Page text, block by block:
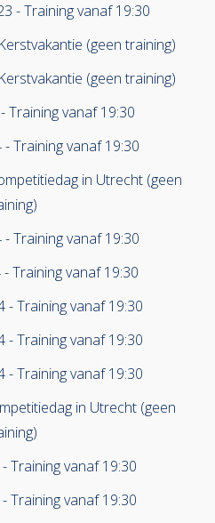
- Training vanaf 19:30
(geen training)
(geen training)
Training vanaf 19:30
Training vanaf 19:30
in Utrecht (geen
Training vanaf 19:30
Training vanaf 19:30
- Training vanaf 19:30
- Training vanaf 19:30
- Training vanaf 19:30
in Utrecht (geen
Training vanaf 19:30
Training vanaf 19:30